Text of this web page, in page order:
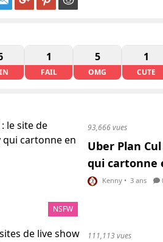
1
FAIL
5
OMG
1
CUTE
NSFW
93,666 vues
Uber Plan
qui cartonne
Kenny • 3 ans
111,113 vues